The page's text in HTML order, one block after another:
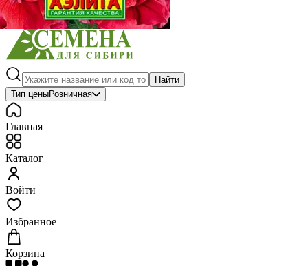
Обустройство сада, декор
Найти
Тип ценыРозничная
Главная
Каталог
Войти
Избранное
Корзина